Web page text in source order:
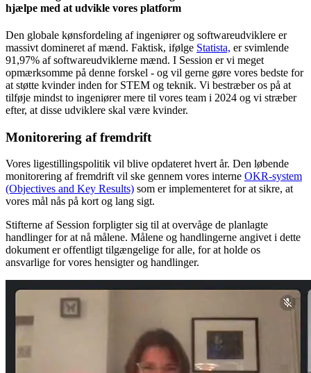
hjælpe med at udvikle vores platform
Den globale kønsfordeling af ingeniører og softwareudviklere er
massivt domineret af mænd. Faktisk, ifølge Statista, er svimlende
91,97% af softwareudviklerne mænd. I Session er vi meget
opmærksomme på denne forskel - og vil gerne gøre vores bedste for
at støtte kvinder inden for STEM og teknik. Vi bestræber os på at
tilføje mindst to ingeniører mere til vores team i 2024 og vi stræber
efter, at disse udviklere skal være kvinder.
Monitorering af fremdrift
Vores ligestillingspolitik vil blive opdateret hvert år. Den løbende
monitorering af fremdrift vil ske gennem vores interne OKR-system
(Objectives and Key Results) som er implementeret for at sikre, at
vores mål nås på kort og lang sigt.
Stifterne af Session forpligter sig til at overvåge de planlagte
handlinger for at nå målene. Målene og handlingerne angivet i dette
dokument er offentligt tilgængelige for alle, for at holde os
ansvarlige for vores hensigter og handlinger.